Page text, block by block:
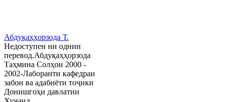
Абдуқаҳҳорзода Т.
Недоступен ни однин
перевод.Абдуқаҳҳорзода
Таҳмина Солҳои 2000 -
2002-Лаборанти кафедраи
забон ва адабиёти тоҷики
Донишгоҳи давлатии